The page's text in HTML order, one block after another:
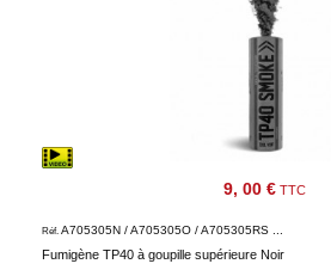
9, 00 € TTC
Fumigène TP40 à goupille supérieure Noir
Réf. A705305N / A705305O / A705305RS ...